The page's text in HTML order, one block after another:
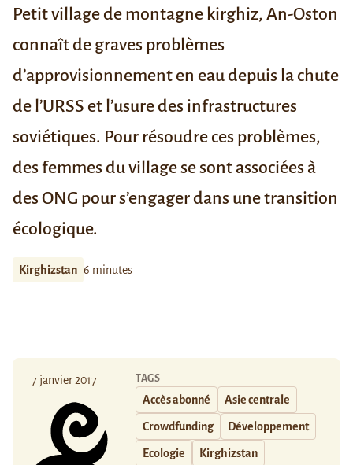
Petit village de montagne kirghiz, An-Oston
connaît de graves problèmes
d’approvisionnement en eau depuis la chute
de l’URSS et l’usure des infrastructures
soviétiques. Pour résoudre ces problèmes,
des femmes du village se sont associées à
des ONG pour s’engager dans une transition
écologique.
Kirghizstan 6 minutes
7 janvier 2017 TAGS
Accès abonné Asie centrale
Crowdfunding Développement
Ecologie Kirghizstan